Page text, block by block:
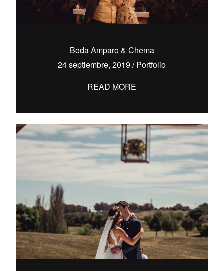
Boda Amparo & Chema
24 septiembre, 2019 /Portfolio
READ MORE